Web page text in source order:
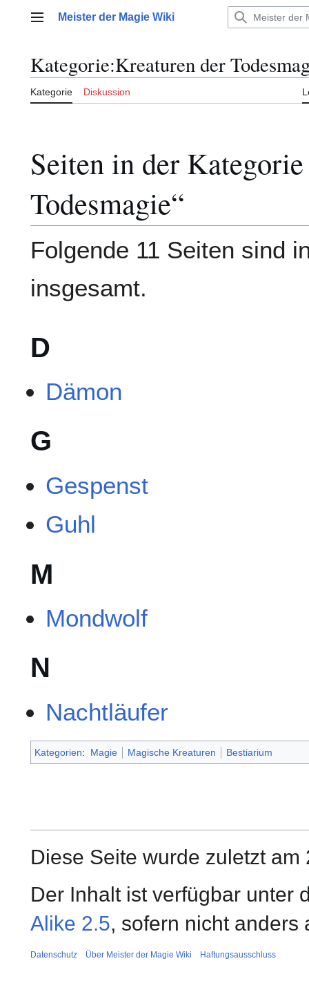
Hauptmenü
Meister der Magie Wiki
Kategorie:Kreaturen der
Kategorie Diskussion
Seiten in der
Todesmagie“
Folgende 11 Seiten sind
insgesamt.
D
Dämon
G
Gespenst
Guhl
M
Mondwolf
N
Nachtläufer
Kategorien: Magie Magische Kreaturen Bestiarium
Diese Seite wurde zuletzt
Der Inhalt ist verfügbar unter
Alike 2.5, sofern nicht anders
Datenschutz Über Meister der Magie Wiki Haftungsausschluss